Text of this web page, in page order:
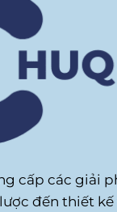
cấp các giải
đến thiết kế